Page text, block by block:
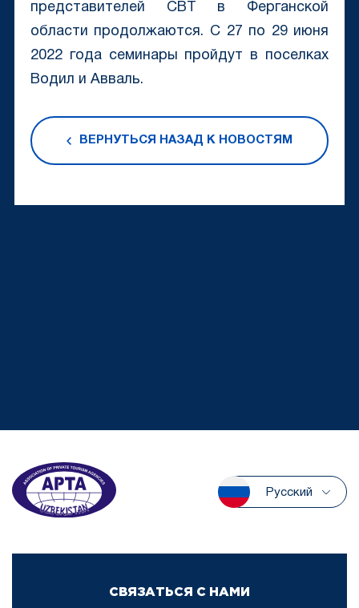
представителей CBT в Ферганской
области продолжаются. С 27 по 29 июня
2022 года семинары пройдут в поселках
Водил и Авваль.
ВЕРНУТЬСЯ НАЗАД К НОВОСТЯМ
Русский
СВЯЗАТЬСЯ С НАМИ